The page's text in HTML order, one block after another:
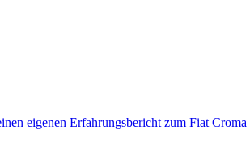
eigenen Erfahrungsbericht zum Fiat